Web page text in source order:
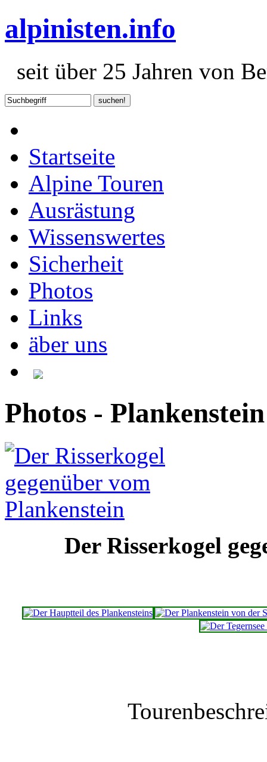
alpinisten.info
seit über 25 Jahren von
Startseite
Alpine Touren
Ausrästung
Wissenswertes
Sicherheit
Photos
Links
äber uns
Photos - Plankenstein
Der Risserkogel